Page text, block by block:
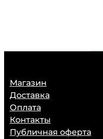
Магазин
Доставка
Оплата
Контакты
Публичная оферта